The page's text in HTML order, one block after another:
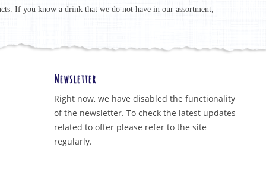
If you know a drink that we do not have in our assortment,
Newsletter
Right now, we have disabled the functionality
of the newsletter. To check the latest updates
related to offer please refer to the site
regularly.